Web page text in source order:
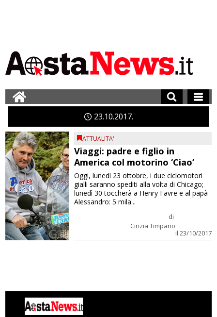
23 10 2017
ATTUALITA'
Viaggi: padre e figlio in
America col motorino ‘Ciao’
di
Cinzia Timpano
il 23/10/2017
Oggi, lunedì 23 ottobre, i due ciclomotori
gialli saranno spediti alla volta di Chicago;
lunedì 30 toccherà a Henry Favre e al papà
Alessandro: 5 mila...